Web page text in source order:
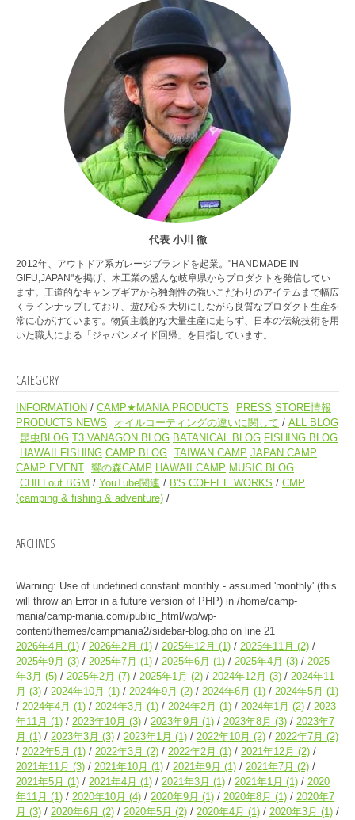
代表 小川 徹
2012年、アウトドア系ガレージブランドを起業。"HANDMADE IN
GIFU,JAPAN"を掲げ、木工業の盛んな岐阜県からプロダクトを発信してい
ます。王道的なキャンプギアから独創性の強いこだわりのアイテムまで幅広
くラインナップしており、遊び心を大切にしながら良質なプロダクト生産を
常に心がけています。物質主義的な大量生産に走らず、日本の伝統技術を用
いた職人による「ジャパンメイド回帰」を目指しています。
CATEGORY
INFORMATION CAMP★MANIA PRODUCTS PRESS STORE情報
PRODUCTS NEWS
オイルコーティングの違いに関して
ALL BLOG
昆虫BLOG T3 VANAGON BLOG BATANICAL BLOG FISHING BLOG
HAWAII FISHING CAMP BLOG TAIWAN CAMP JAPAN CAMP
CAMP EVENT 響の森CAMP HAWAII CAMP MUSIC BLOG
CHILLout BGM
YouTube関連 B'S COFFEE WORKS
CMP
(camping & fishing & adventure)
ARCHIVES
Warning: Use of undefined constant monthly - assumed 'monthly' (this
will throw an Error in a future version of PHP) in /home/camp-
mania/camp-mania.com/public_html/wp/wp-
content/themes/campmania2/sidebar-blog.php on line 21
2026年4月 (1) 2026年2月 (1) 2025年12月 (1) 2025年11月 (2)
2025年9月 (3) 2025年7月 (1) 2025年6月 (1) 2025年4月 (3)
2025
年3月 (5) 2025年2月 (7) 2025年1月 (2) 2024年12月 (3)
2024年11
月 (3) 2024年10月 (1) 2024年9月 (2) 2024年6月 (1) 2024年5月 (1)
2024年4月 (1) 2024年3月 (1) 2024年2月 (1) 2024年1月 (2)
2023
年11月 (1) 2023年10月 (3) 2023年9月 (1) 2023年8月 (3)
2023年7
月 (1) 2023年3月 (3) 2023年1月 (1) 2022年10月 (2) 2022年7月 (2)
2022年5月 (1) 2022年3月 (2) 2022年2月 (1) 2021年12月 (2)
2021年11月 (3) 2021年10月 (1) 2021年9月 (1) 2021年7月 (2)
2021年5月 (1) 2021年4月 (1) 2021年3月 (1) 2021年1月 (1)
2020
年11月 (1) 2020年10月 (4) 2020年9月 (1) 2020年8月 (1)
2020年7
月 (3) 2020年6月 (2) 2020年5月 (2) 2020年4月 (1) 2020年3月 (1)